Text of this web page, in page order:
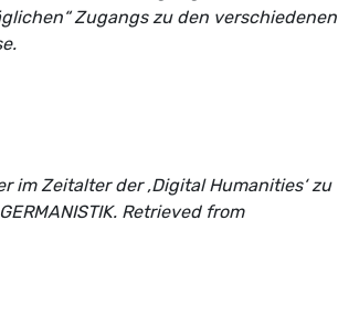
Zugangs zu den verschiedenen
Zeitalter der ‚Digital Humanities‘ zu
Retrieved from